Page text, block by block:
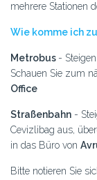
mehrere Stationen
Wie komme ich
Metrobus -
Schauen Sie zum
Office
Straßenbahn -
Cevizlibag aus,
in das Büro von
Bitte notieren Sie